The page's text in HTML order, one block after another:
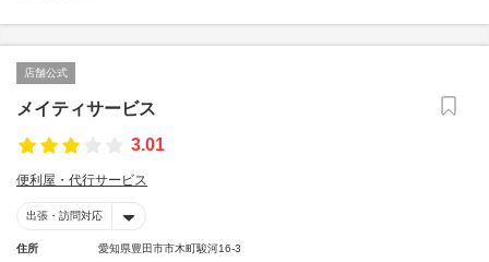
店舗公式
メイティサービス
3.01
便利屋・代行サービス
出張・訪問対応
住所 愛知県豊田市市木町駿河16‐3